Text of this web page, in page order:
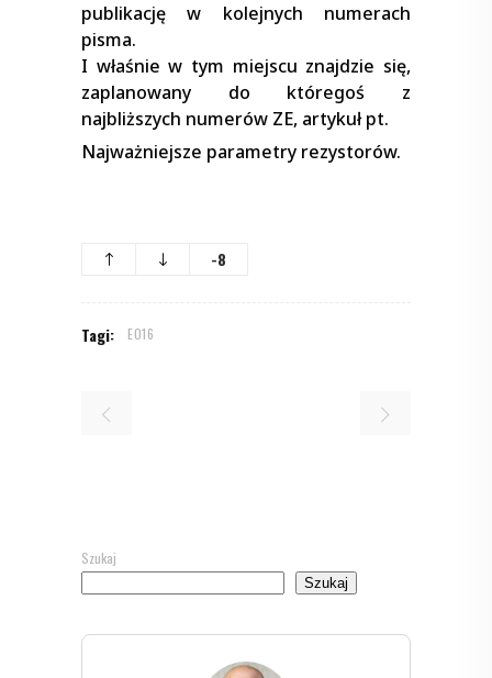
publikację w kolejnych numerach
pisma.
I właśnie w tym miejscu znajdzie się,
zaplanowany do któregoś z
najbliższych numerów ZE, artykuł pt.
Najważniejsze parametry rezystorów.
-8
Tagi: E016
Szukaj
Szukaj